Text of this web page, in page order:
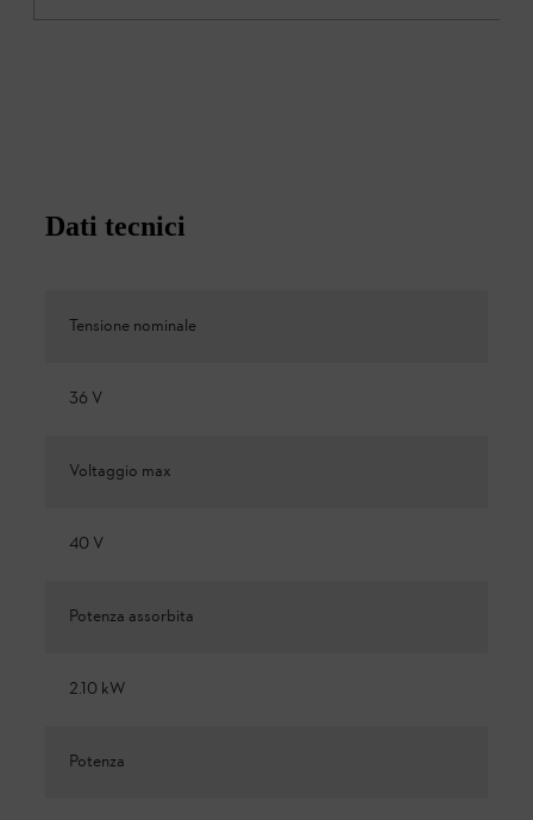
Dati tecnici
Tensione nominale
36 V
Voltaggio max
40 V
Potenza assorbita
2.10 kW
Potenza